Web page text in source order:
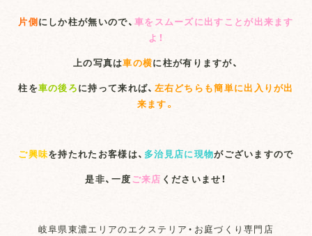
片側にしか柱が無いので、 車をスムーズに出すことが出来ます
よ！
上の写真は車の横に柱が有りますが、
柱を車の後ろに持って来れば、 左右どちらも簡単に出入りが出
来ます。
ご興味を持たれたお客様は、 多治見店に現物がございますので
是非、一度ご来店 くださいませ！
岐阜県東濃エリアのエクステリア・お庭づくり専門店